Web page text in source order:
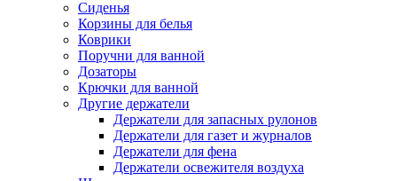
Сиденья
Корзины для белья
Коврики
Поручни для ванной
Дозаторы
Крючки для ванной
Другие держатели
Держатели для запасных рулонов
Держатели для газет и журналов
Держатели для фена
Держатели освежителя воздуха